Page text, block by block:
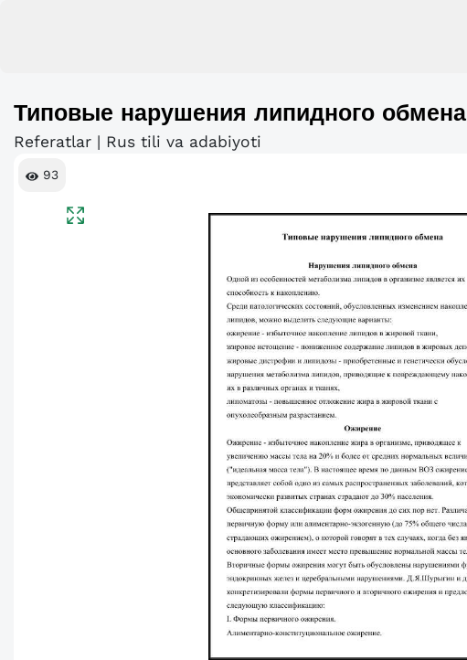
Типовые нарушения липидного обмена
Referatlar | Rus tili va adabiyoti
93